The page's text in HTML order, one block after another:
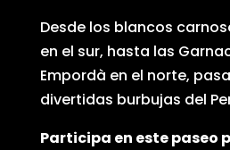
Desde los blancos
en el sur, hasta las
Empordà en el norte,
divertidas burbujas del
Participa en estepaseo